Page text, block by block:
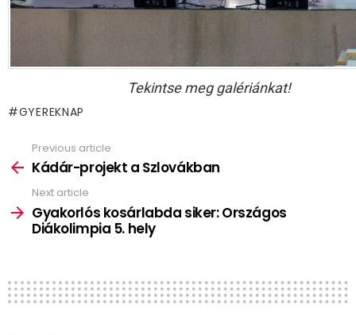
Tekintse meg galériánkat!
GYEREKNAP
more
Previous article
Kádár-projekt a Szlovákban
Next article
Gyakorlós kosárlabda siker: Országos
Diákolimpia 5. hely